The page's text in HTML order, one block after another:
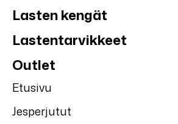
Lasten kengät
Lastentarvikkeet
Outlet
Etusivu
Jesperjutut